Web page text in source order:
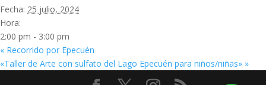
Fecha: 25 julio, 2024
Hora:
2:00 pm - 3:00 pm
« Recorrido por Epecuén
«Taller de Arte con sulfato del Lago Epecuén para niños/niñas» »